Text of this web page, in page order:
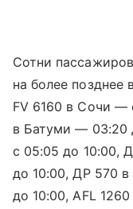
Сотни
на более
FV 6160 в Сочи —
в Батуми — 03:20
с 05:05 до 10:00,
до 10:00, ДР 570
до 10:00, AFL